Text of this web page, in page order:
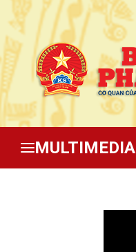
MULTIMEDIA